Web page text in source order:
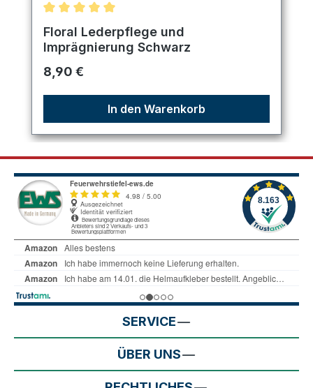
Durchschnittliche Bewertung von 5 von 5 Sternen
Floral Lederpflege und
Imprägnierung Schwarz
Regulärer Preis:
8,90 €
In den Warenkorb
SERVICE
ÜBER UNS